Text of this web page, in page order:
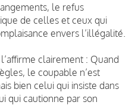
le refus
de celles et ceux qui
envers l’illégalité.
clairement : Quand
le coupable n’est
bien celui qui insiste dans
qui cautionne par son